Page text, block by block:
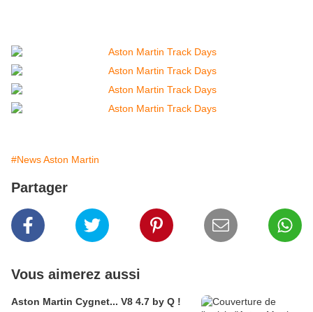
#News Aston Martin
Partager
Vous aimerez aussi
Aston Martin Cygnet... V8 4.7 by Q !